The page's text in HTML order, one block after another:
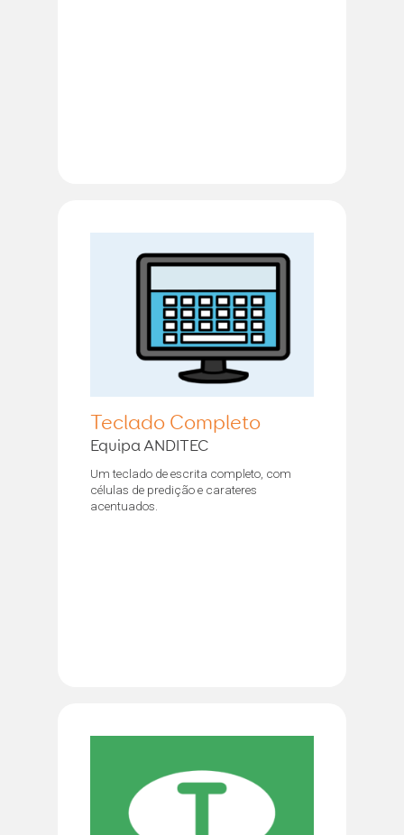
Teclado Completo
Equipa ANDITEC
Um teclado de escrita completo, com
células de predição e carateres
acentuados.